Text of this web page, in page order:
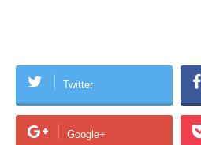
Twitter
Google+